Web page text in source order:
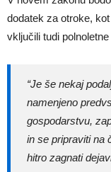
dodatek za otroke,
vključili tudi polnoletne
“Je še nekaj
namenjeno
gospodarstvu,
in se pripraviti na
hitro zagnati